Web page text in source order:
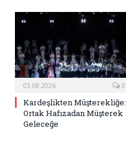
03.08.2026 0
Kardeşlikten Müşterekliğe:
Ortak Hafızadan Müşterek
Geleceğe